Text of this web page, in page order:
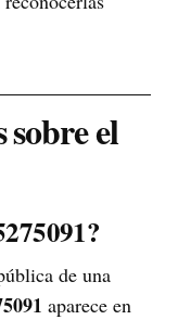
el
de una
aparece en